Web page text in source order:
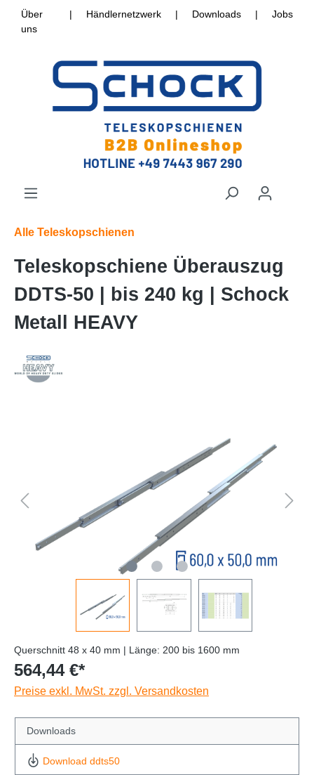
Über
uns
| Händlernetzwerk | Downloads | Jobs
Alle Teleskopschienen
Teleskopschiene Überauszug
DDTS-50 | bis 240 kg | Schock
Metall HEAVY
Querschnitt 48 x 40 mm | Länge: 200 bis 1600 mm
564,44 €*
Preise exkl. MwSt. zzgl. Versandkosten
Downloads
Download ddts50